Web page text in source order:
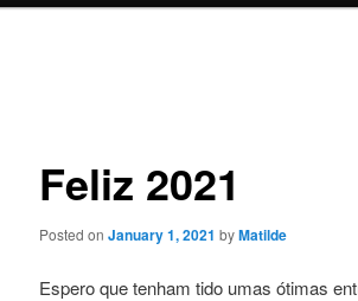
Feliz 2021
Posted on January 1, 2021 byMatilde
Espero que tenham tido umas ótimas